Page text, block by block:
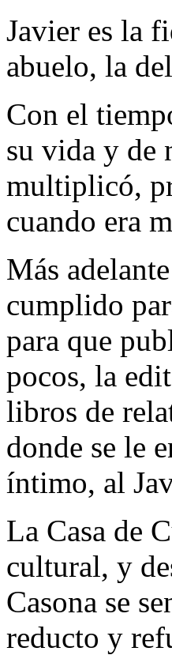
Javier es la
abuelo, la
Con el
su vida y de
multiplicó,
cuando era
Más
cumplido
para que
pocos, la
libros de
donde se le
íntimo, al
La Casa de
cultural, y
Casona se
reducto y